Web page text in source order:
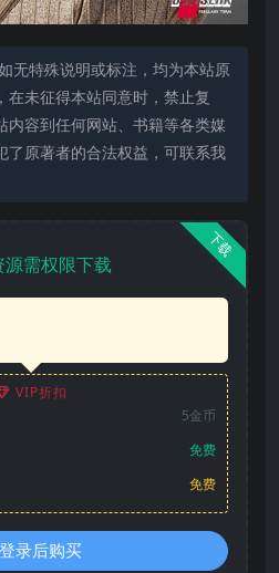
无特殊说明或标注，均为本站原
在未征得本站同意时，禁止复
内容到任何网站、书籍等各类媒
了原著者的合法权益，可联系我
下载
源需权限下载
VIP折扣
5金币
免费
免费
登录后购买